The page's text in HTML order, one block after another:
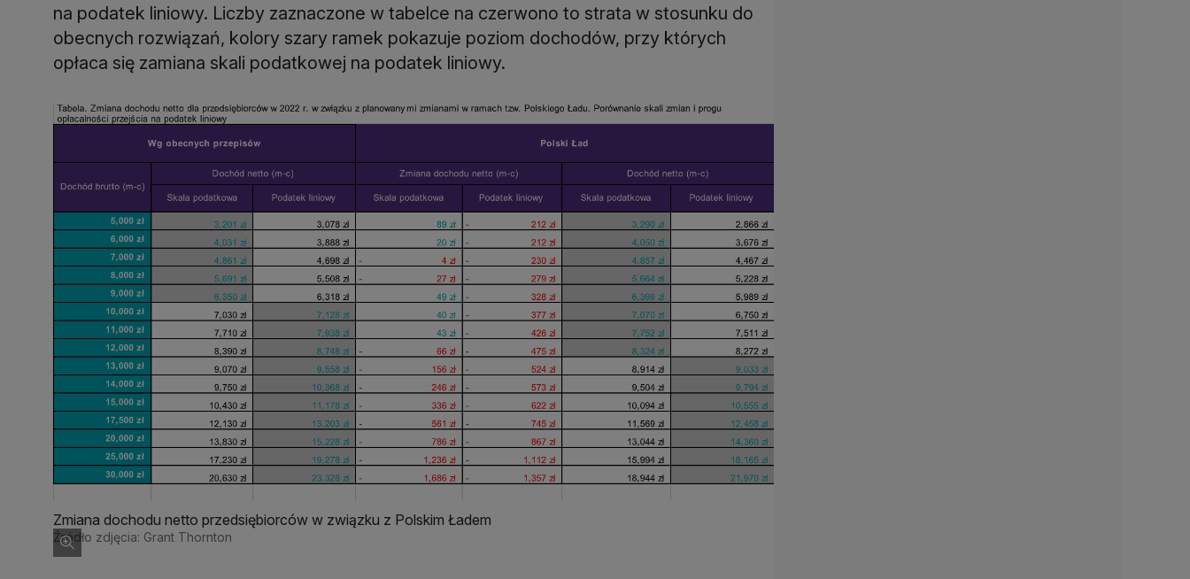
na podatek liniowy. Liczby zaznaczone w tabelce na czerwono to strata w stosunku do
obecnych rozwiązań, kolory szary ramek pokazuje poziom dochodów, przy których
opłaca się zamiana skali podatkowej na podatek liniowy.
Zmiana dochodu netto przedsiębiorców w związku z Polskim Ładem
Źródło zdjęcia: Grant Thornton